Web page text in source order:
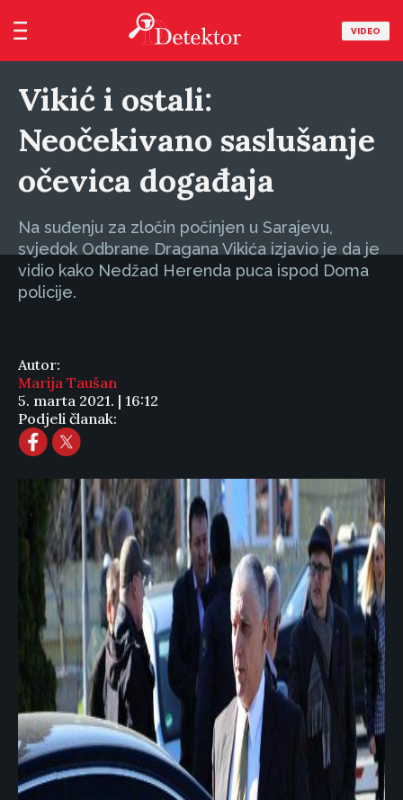
VIDEO
Vikić i ostali:
Neočekivano saslušanje
očevica događaja
Na suđenju za zločin počinjen u Sarajevu,
svjedok Odbrane Dragana Vikića izjavio je da je
vidio kako Nedžad Herenda puca ispod Doma
policije.
Autor:
Marija Taušan
5. marta 2021. | 16:12
Podjeli članak: